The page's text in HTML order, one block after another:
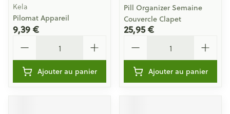
Kela
Pilomat Appareil
9,39 €
Ajouter au panier
Pill Organizer Semaine
Couvercle Clapet
25,95 €
Ajouter au panier